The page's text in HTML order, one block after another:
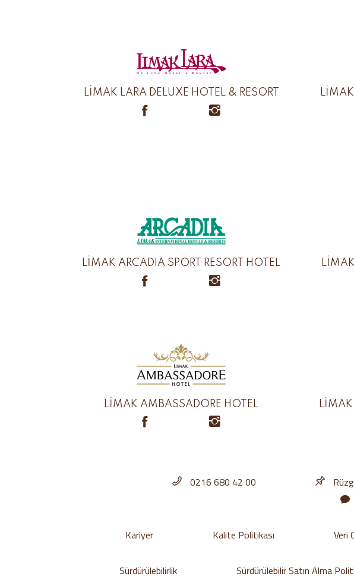
LİMAK LARA DELUXE HOTEL & RESORT LİMAK
LİMAK ARCADIA SPORT RESORT HOTEL
LİMAK AMBASSADORE HOTEL LİMAK
0216 680 42 00
Kariyer Kalite Politikası Veri
Sürdürülebilirlik Sürdürülebilir Satın Alma